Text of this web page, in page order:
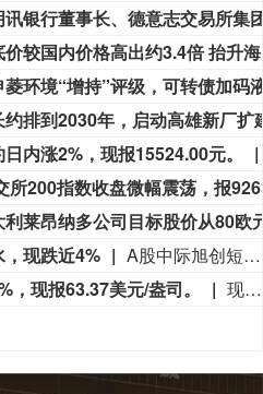
内涨2%，现报15524.00元。
现跌近4%
A股中际旭创短线跳水，现跌超4%，此前一度涨超4%。
，现报63.37美元/盎司。 现货白银日内涨3%，现报63.37美元/盎司。